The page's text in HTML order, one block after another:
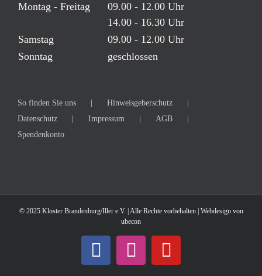
Montag - Freitag
09.00 - 12.00 Uhr
14.00 - 16.30 Uhr
Samstag
09.00 - 12.00 Uhr
Sonntag
geschlossen
So finden Sie uns
Hinweisgeberschutz
Datenschutz
Impressum
AGB
Spendenkonto
© 2025 Kloster Brandenburg/Iller e.V. | Alle Rechte vorbehalten | Webdesign von
ubecon